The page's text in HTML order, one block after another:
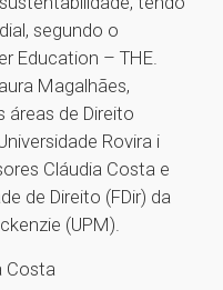
segundo o
Education – THE.
Magalhães,
áreas de Direito
Rovira i
Cláudia Costa e
de Direito (FDir) da
(UPM).
Costa